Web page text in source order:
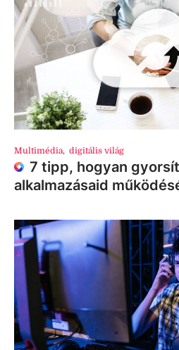
Multimédia, digitális világ
7 tipp, hogyan
alkalmazásaid